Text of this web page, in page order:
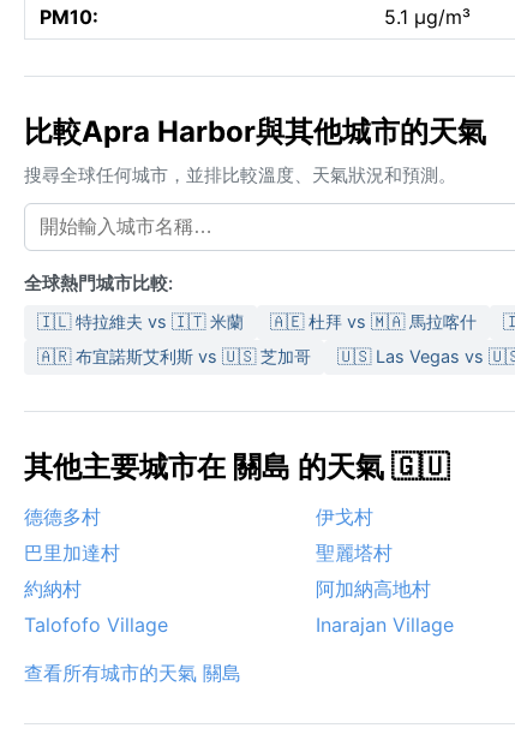
PM10:
5.1 µg/m³
比較Apra Harbor與其他城市的天氣
搜尋全球任何城市，並排比較溫度、天氣狀況和預測。
全球熱門城市比較:
🇮🇱 特拉維夫 vs 🇮🇹 米蘭 🇦🇪 杜拜 vs 🇲🇦 馬拉喀什
🇦🇷 布宜諾斯艾利斯 vs 🇺🇸 芝加哥
🇺🇸 Las Vegas vs
其他主要城市在 關島 的天氣 🇬🇺
德德多村 伊戈村
巴里加達村
聖麗塔村
約納村
阿加納高地村
Talofofo Village
Inarajan Village
查看所有城市的天氣 關島